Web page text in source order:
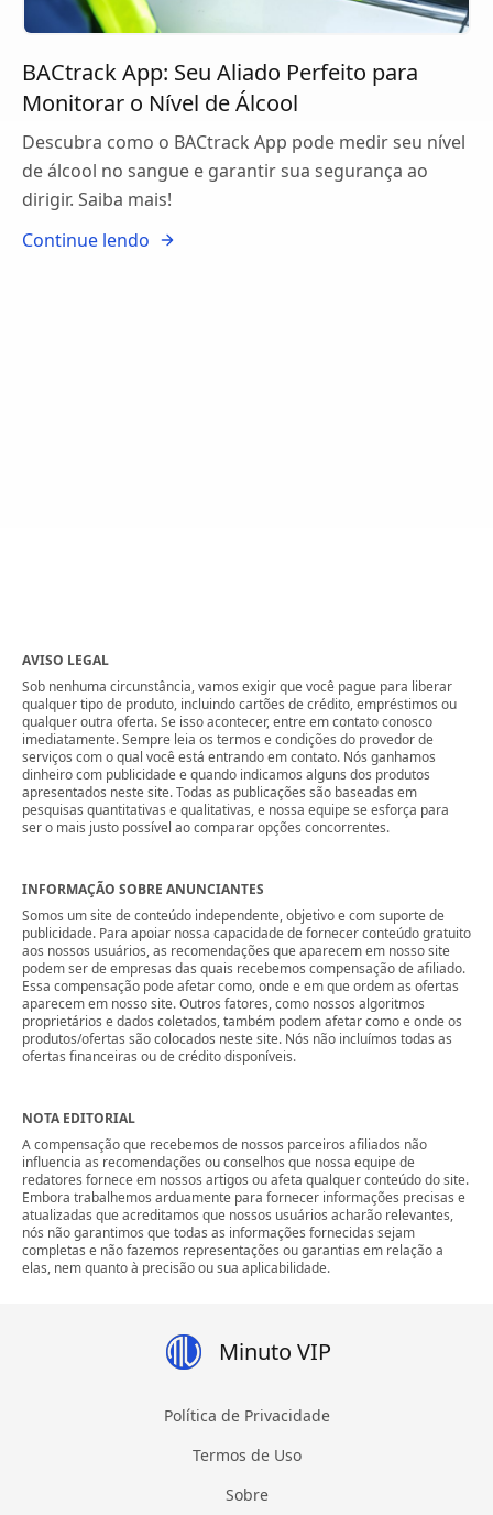
BACtrack App: Seu Aliado Perfeito para
Monitorar o Nível de Álcool
Descubra como o BACtrack App pode medir seu nível
de álcool no sangue e garantir sua segurança ao
dirigir. Saiba mais!
Continue lendo
AVISO LEGAL
Sob nenhuma circunstância, vamos exigir que você pague para liberar
qualquer tipo de produto, incluindo cartões de crédito, empréstimos ou
qualquer outra oferta. Se isso acontecer, entre em contato conosco
imediatamente. Sempre leia os termos e condições do provedor de
serviços com o qual você está entrando em contato. Nós ganhamos
dinheiro com publicidade e quando indicamos alguns dos produtos
apresentados neste site. Todas as publicações são baseadas em
pesquisas quantitativas e qualitativas, e nossa equipe se esforça para
ser o mais justo possível ao comparar opções concorrentes.
INFORMAÇÃO SOBRE ANUNCIANTES
Somos um site de conteúdo independente, objetivo e com suporte de
publicidade. Para apoiar nossa capacidade de fornecer conteúdo gratuito
aos nossos usuários, as recomendações que aparecem em nosso site
podem ser de empresas das quais recebemos compensação de afiliado.
Essa compensação pode afetar como, onde e em que ordem as ofertas
aparecem em nosso site. Outros fatores, como nossos algoritmos
proprietários e dados coletados, também podem afetar como e onde os
produtos/ofertas são colocados neste site. Nós não incluímos todas as
ofertas financeiras ou de crédito disponíveis.
NOTA EDITORIAL
A compensação que recebemos de nossos parceiros afiliados não
influencia as recomendações ou conselhos que nossa equipe de
redatores fornece em nossos artigos ou afeta qualquer conteúdo do site.
Embora trabalhemos arduamente para fornecer informações precisas e
atualizadas que acreditamos que nossos usuários acharão relevantes,
nós não garantimos que todas as informações fornecidas sejam
completas e não fazemos representações ou garantias em relação a
elas, nem quanto à precisão ou sua aplicabilidade.
Minuto VIP
Política de Privacidade
Termos de Uso
Sobre